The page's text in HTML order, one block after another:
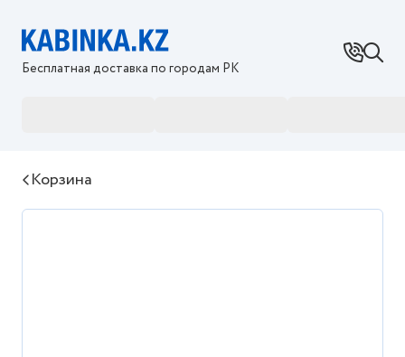
Бесплатная доставка по городам РК
Корзина